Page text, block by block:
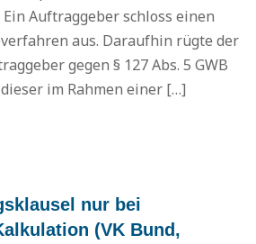
Ein Auftraggeber schloss einen
aus. Daraufhin rügte der
gegen § 127 Abs. 5 GWB
im Rahmen einer […]
nur bei
(VK Bund,